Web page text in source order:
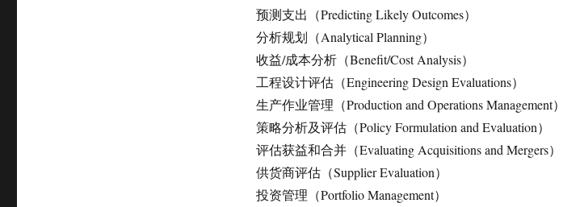
预测支出（Predicting Likely Outcomes）
分析规划（Analytical Planning）
收益/成本分析（Benefit/Cost Analysis）
工程设计评估（Engineering Design Evaluations）
生产作业管理（Production and Operations Management）
策略分析及评估（Policy Formulation and Evaluation）
评估获益和合并（Evaluating Acquisitions and Mergers）
供货商评估（Supplier Evaluation）
投资管理（Portfolio Management）